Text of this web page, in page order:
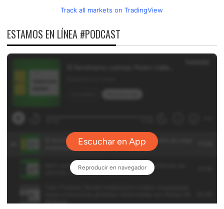
Track all markets on TradingView
ESTAMOS EN LÍNEA #PODCAST